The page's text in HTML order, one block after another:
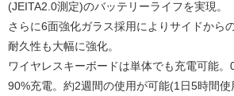
(JEITA2.0測定)のバッテリーライフを実現。
さらに6面強化ガラス採用によりサイドから
耐久性も大幅に強化。
ワイヤレスキーボードは単体でも充電可能
90%充電。約2週間の使用が可能(1日5時間